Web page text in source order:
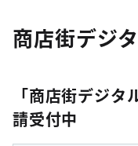
商店街デジ
「商店街デジ
請受付中